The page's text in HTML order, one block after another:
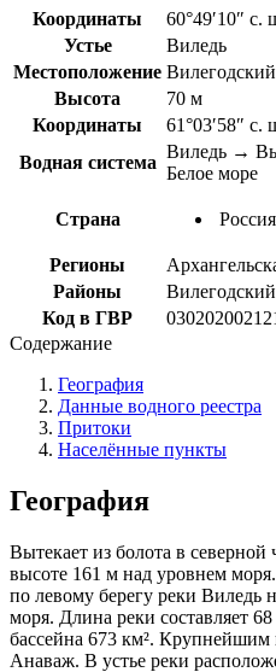
Координаты
60°49′10″ с.
Устье
Виледь
Местоположение
Высота
70 м
Координаты
61°03′58″ с.
Водная система
Виледь →
Белое море
Страна Россия
Регионы
Районы
Код в ГВР
Содержание
География
Данные водного реестра
Притоки
Населённые пункты
География
Вытекает из болота в северной
высоте 161 м над уровнем
по левому берегу реки Виледь
моря. Длина реки составляет
бассейна 673 км².
Анаваж. В устье реки